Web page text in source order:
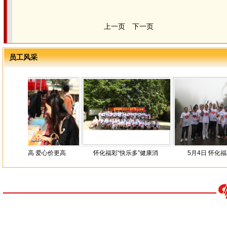
上一页 下一页
员工风采
步高 爱心价更高 怀化福彩“快乐多”健康消 5月4日 怀化福彩“庆